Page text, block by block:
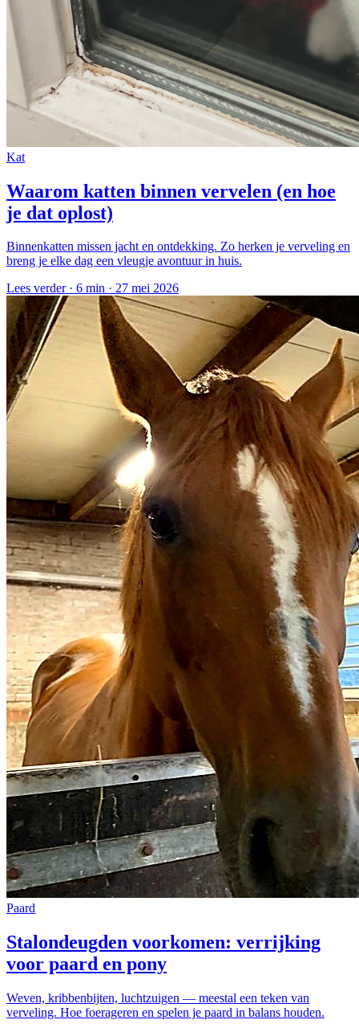
Kat
Waarom katten binnen vervelen (en hoe
je dat oplost)
Binnenkatten missen jacht en ontdekking. Zo herken je verveling en
breng je elke dag een vleugje avontuur in huis.
Lees verder · 6 min · 27 mei 2026
Paard
Stalondeugden voorkomen: verrijking
voor paard en pony
Weven, kribbenbijten, luchtzuigen — meestal een teken van
verveling. Hoe foerageren en spelen je paard in balans houden.